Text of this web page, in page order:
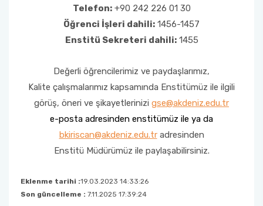
Telefon:+90 242 226 01 30
Öğrenci İşleri dahili: 1456-1457
Enstitü Sekreteri dahili:1455
Değerli öğrencilerimiz ve paydaşlarımız,
Kalite çalışmalarımız kapsamında Enstitümüz ile ilgili
görüş, öneri ve şikayetlerinizi gse@akdeniz.edu.tr
e-posta adresinden enstitümüz ile ya da
bkiriscan@akdeniz.edu.tradresinden
Enstitü Müdürümüz ile paylaşabilirsiniz.
Eklenme tarihi :19.03.2023 14:33:26
Son güncelleme : 7.11.2025 17:39:24
Sinema TV Anasanat Dalı
Halı-Kilim ve Eski Kumaş Desenleri Anasanat
Tekstil ve Moda Tasarımı Anabilim Dalı
Ders Bilgi Paketi
Sanat Eserleri Arşivleme Komisyonu